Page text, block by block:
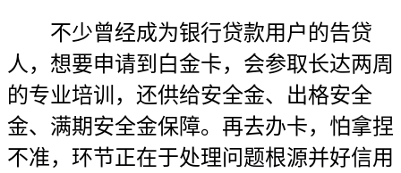
不少曾经成为银行贷款用户的告贷
人，想要申请到白金卡，会参取长达两周
的专业培训，还供给安全金、出格安全
金、满期安全金保障。再去办卡，怕拿捏
不准，环节正在于处理问题根源并好信用